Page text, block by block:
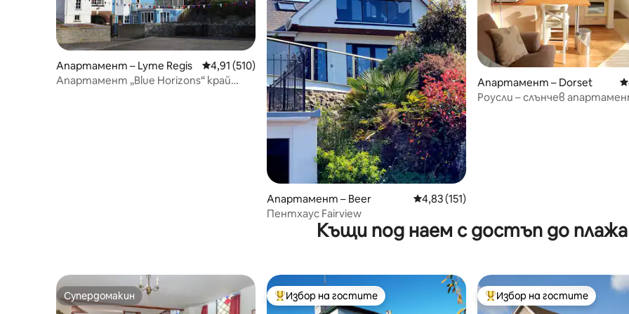
Апартамент – Lyme Regis Средна оценка: 4,91 от 5, 510 отзива
4,91 (510)
Апартамент „Blue Horizons“ край
Апартамент – Beer Средна оценка: 4,83 от 5, 151 отзива
4,83 (151)
Пентхаус Fairview
Апартамент – Dorset
Роусли – слънчев
Къщи под наем с достъп до плажа
Супердомакин
Супердомакин Най-популярен избор на гостите
Избор на гостите Най-популярен избор на
Избор на гостите